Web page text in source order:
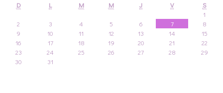
D L M M J V
S
1
2
3 4 5 6 7
8
9
10 11 12 13 14
15
16
17 18 19 20 21
22
23
24 25 26 27 28
29
30
31